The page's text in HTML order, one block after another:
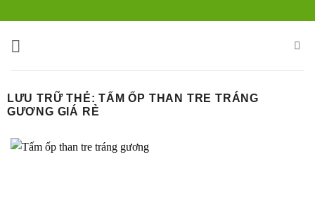
nội
LƯU TRỮ THẺ:TẤM ỐP THAN TRE TRÁNG
GƯƠNG GIÁ RẺ